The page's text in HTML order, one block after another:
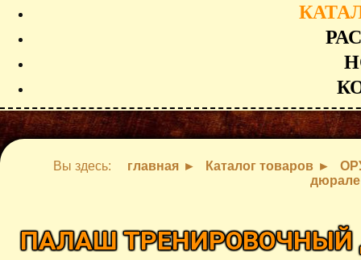
Вы здесь: главная Каталог товаров
ПАЛАШ